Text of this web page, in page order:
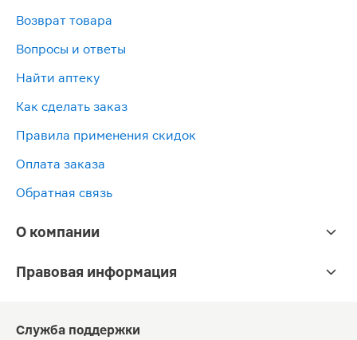
Возврат товара
Вопросы и ответы
Найти аптеку
Как сделать заказ
Правила применения скидок
Оплата заказа
Обратная связь
О компании
Правовая информация
Служба поддержки